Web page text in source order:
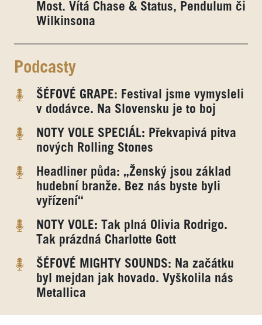
Most. Vítá Chase & Status, Pendulum či
Wilkinsona
Podcasty
ŠÉFOVÉ GRAPE: Festival jsme vymysleli
v dodávce. Na Slovensku je to boj
NOTY VOLE SPECIÁL: Překvapivá pitva
nových Rolling Stones
Headliner půda: „Ženský jsou základ
hudební branže. Bez nás byste byli
vyřízení“
NOTY VOLE: Tak plná Olivia Rodrigo.
Tak prázdná Charlotte Gott
ŠÉFOVÉ MIGHTY SOUNDS: Na začátku
byl mejdan jak hovado. Vyškolila nás
Metallica